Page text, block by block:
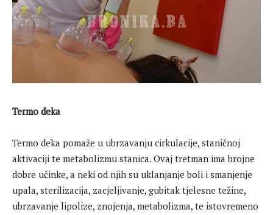
Termo deka
Termo deka pomaže u ubrzavanju cirkulacije, staničnoj
aktivaciji te metabolizmu stanica. Ovaj tretman ima brojne
dobre učinke, a neki od njih su uklanjanje boli i smanjenje
upala, sterilizacija, zacjeljivanje, gubitak tjelesne težine,
ubrzavanje lipolize, znojenja, metabolizma, te istovremeno